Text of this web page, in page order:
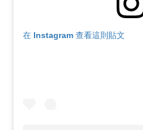
在 Instagram 查看這則貼文